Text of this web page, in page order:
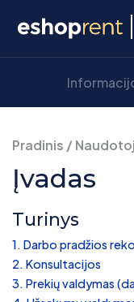
Pradinis /
Įvadas
Turinys
Darbo pradžios
Konsultacijos
Prekių valdymas